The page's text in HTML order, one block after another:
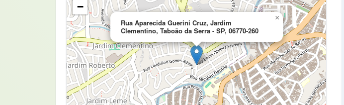
Rua Aparecida Guerini Cruz, Jardim
Clementino, Taboão da Serra - SP, 06770-260
×
−